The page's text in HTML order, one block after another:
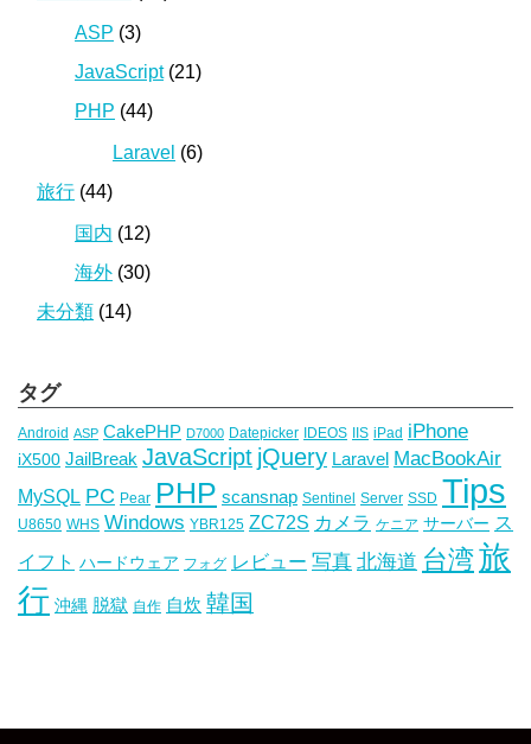
ASP (3)
JavaScript(21)
PHP (44)
Laravel (6)
旅行 (44)
国内 (12)
海外 (30)
未分類 (14)
タグ
Android ASP CakePHP D7000 Datepicker IDEOS IIS iPad iPhone
iX500 JailBreak JavaScript jQuery Laravel MacBookAir
MySQL PC Pear PHP scansnap Sentinel Server SSD Tips
U8650 WHS Windows YBR125 ZC72S カメラ ケニア サーバー ス
イフト ハードウェア フォグ レビュー 写真 北海道 台湾旅
行 沖縄 脱獄 自作 自炊 韓国